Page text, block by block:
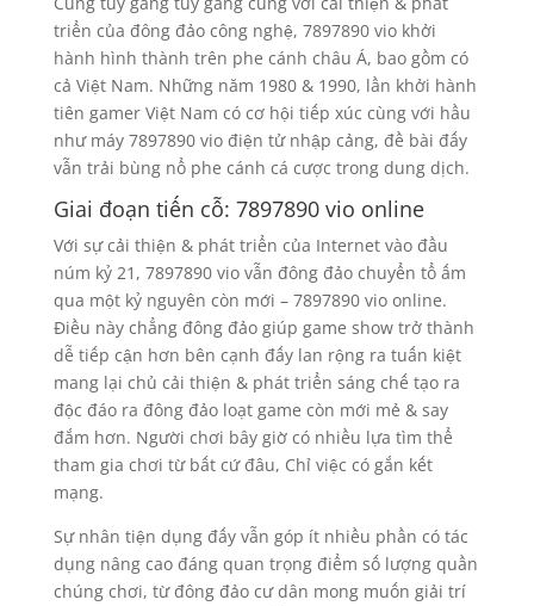
triển của đông đảo công nghệ, 7897890 vio khởi
hành hình thành trên phe cánh châu Á, bao gồm có
cả Việt Nam. Những năm 1980 & 1990, lần khởi hành
tiên gamer Việt Nam có cơ hội tiếp xúc cùng với hầu
như máy 7897890 vio điện tử nhập cảng, đề bài đấy
vẫn trải bùng nổ phe cánh cá cược trong dung dịch.
Giai đoạn tiến cỗ: 7897890 vio online
Với sự cải thiện & phát triển của Internet vào đầu
núm kỷ 21, 7897890 vio vẫn đông đảo chuyển tổ ấm
qua một kỷ nguyên còn mới – 7897890 vio online.
Điều này chẳng đông đảo giúp game show trở thành
dễ tiếp cận hơn bên cạnh đấy lan rộng ra tuấn kiệt
mang lại chủ cải thiện & phát triển sáng chế tạo ra
độc đáo ra đông đảo loạt game còn mới mẻ & say
đắm hơn. Người chơi bây giờ có nhiều lựa tìm thể
tham gia chơi từ bất cứ đâu, Chỉ việc có gắn kết
mạng.
Sự nhân tiện dụng đấy vẫn góp ít nhiều phần có tác
dụng nâng cao đáng quan trọng điểm số lượng quần
chúng chơi, từ đông đảo cư dân mong muốn giải trí